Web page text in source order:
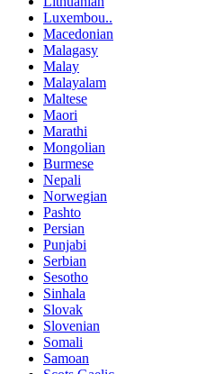
Luxembou..
Macedonian
Malagasy
Malay
Malayalam
Maltese
Maori
Marathi
Mongolian
Burmese
Nepali
Norwegian
Pashto
Persian
Punjabi
Serbian
Sesotho
Sinhala
Slovak
Slovenian
Somali
Samoan